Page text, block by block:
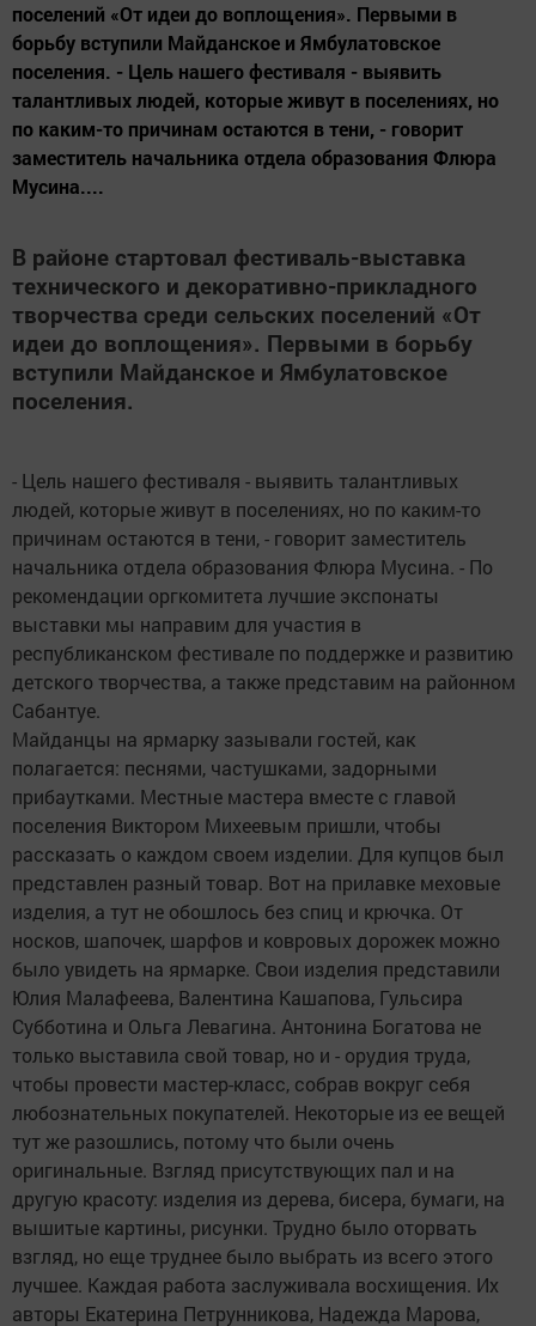
поселений «От идеи до воплощения». Первыми в
борьбу вступили Майданское и Ямбулатовское
поселения. - Цель нашего фестиваля - выявить
талантливых людей, которые живут в поселениях, но
по каким-то причинам остаются в тени, - говорит
заместитель начальника отдела образования Флюра
Мусина....
В районе стартовал фестиваль-выставка
технического и декоративно-прикладного
творчества среди сельских поселений «От
идеи до воплощения». Первыми в борьбу
вступили Майданское и Ямбулатовское
поселения.
- Цель нашего фестиваля - выявить талантливых
людей, которые живут в поселениях, но по каким-то
причинам остаются в тени, - говорит заместитель
начальника отдела образования Флюра Мусина. - По
рекомендации оргкомитета лучшие экспонаты
выставки мы направим для участия в
республиканском фестивале по поддержке и развитию
детского творчества, а также представим на районном
Сабантуе.
Майданцы на ярмарку зазывали гостей, как
полагается: песнями, частушками, задорными
прибаутками. Местные мастера вместе с главой
поселения Виктором Михеевым пришли, чтобы
рассказать о каждом своем изделии. Для купцов был
представлен разный товар. Вот на прилавке меховые
изделия, а тут не обошлось без спиц и крючка. От
носков, шапочек, шарфов и ковровых дорожек можно
было увидеть на ярмарке. Свои изделия представили
Юлия Малафеева, Валентина Кашапова, Гульсира
Субботина и Ольга Левагина. Антонина Богатова не
только выставила свой товар, но и - орудия труда,
чтобы провести мастер-класс, собрав вокруг себя
любознательных покупателей. Некоторые из ее вещей
тут же разошлись, потому что были очень
оригинальные. Взгляд присутствующих пал и на
другую красоту: изделия из дерева, бисера, бумаги, на
вышитые картины, рисунки. Трудно было оторвать
взгляд, но еще труднее было выбрать из всего этого
лучшее. Каждая работа заслуживала восхищения. Их
авторы Екатерина Петрунникова, Надежда Марова,